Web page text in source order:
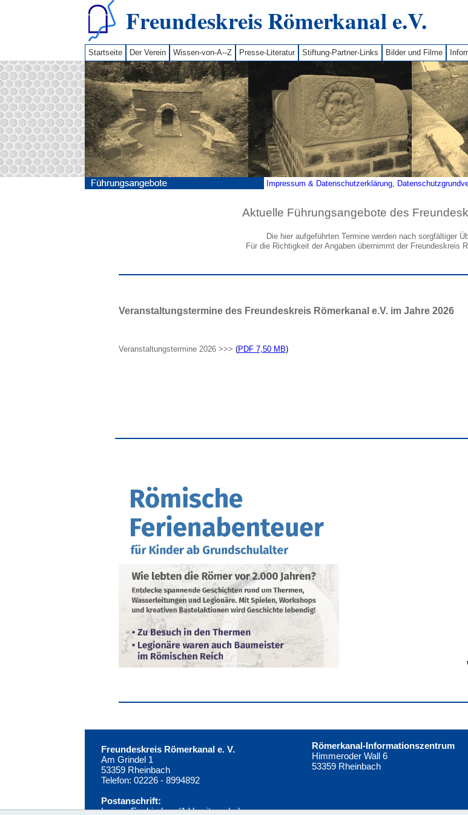
Freundeskreis Römerkanal e.V.
Impressum & Datenschutzerklärung,
Startseite Der Verein Wissen-von-A--Z Presse-Literatur Stiftung-Partner-Links Bilder und Filme
Aktuelle Führungsangebote des
Die hier aufgeführten Termine werden nach sorgfältiger
Für die Richtigkeit der Angaben übernimmt der Freundeskreis
Freundeskreis Römerkanal e. V.
Am Grindel 1
53359 Rheinbach
Telefon: 02226 - 8994892
Postanschrift:
Lorenz Euskirchen (1.Vorsitzender)
Römerkanal-Informationszentrum
Himmeroder Wall 6
53359 Rheinbach
Veranstaltungstermine des Freundeskreis Römerkanal e.V. im Jahre 2026
Veranstaltungstermine 2026 >>> (PDF 7,50 MB)